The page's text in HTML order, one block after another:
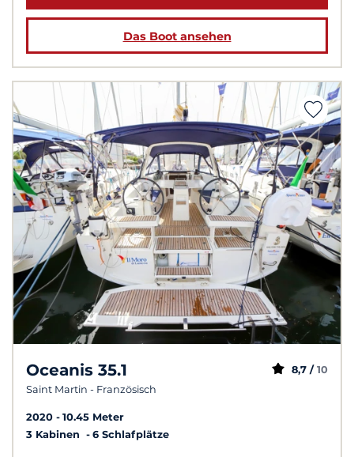
Das Boot ansehen
Oceanis 35.1
Saint Martin - Französisch
8,7 / 10
2020
10.45 Meter
3 Kabinen
6 Schlafplätze